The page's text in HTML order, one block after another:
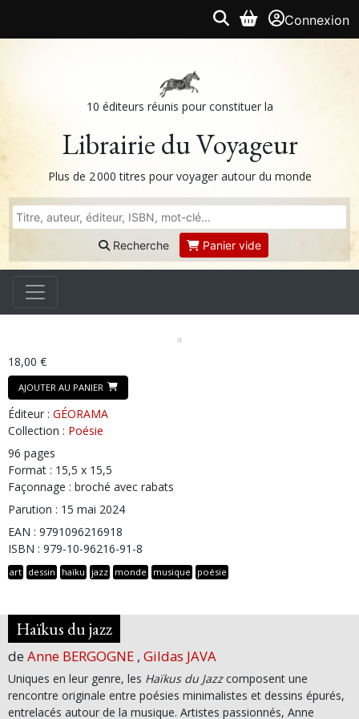
Connexion
10 éditeurs réunis pour constituer la
Librairie du Voyageur
Plus de 2 000 titres pour voyager autour du monde
Recherche Panier vide
18,00 €
AJOUTER AU PANIER
Éditeur : GÉORAMA
Collection : Poésie
96 pages
Format : 15,5 x 15,5
Façonnage : broché avec rabats
Parution : 15 mai 2024
EAN : 9791096216918
ISBN : 979-10-96216-91-8
art dessin haïku jazz monde musique poésie
Haïkus du jazz
de Anne BERGOGNE , Gildas JAVA
Uniques en leur genre, les Haïkus du Jazzcomposent une
rencontre originale entre poésies minimalistes et dessins épurés,
entrelacés autour de la musique. Artistes passionnés, Anne